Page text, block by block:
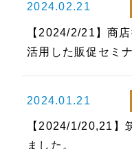
2024.02.21
【2024/2/21】商
活用した販促セミ
2024.01.21
【2024/1/20,21】
ました。